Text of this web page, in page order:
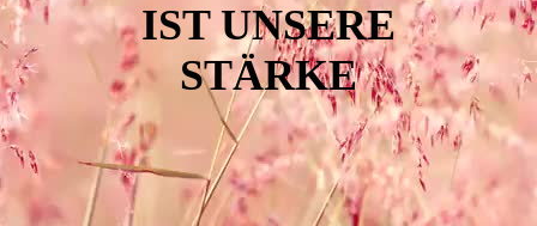
IST UNSERE
STÄRKE